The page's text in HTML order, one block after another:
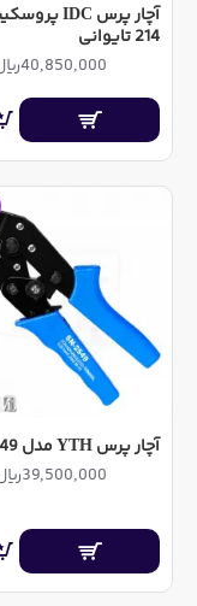
214 تایوانی
40,850,000ریال
آچار پرس YTH مدل SN-2549
39,500,000ریال